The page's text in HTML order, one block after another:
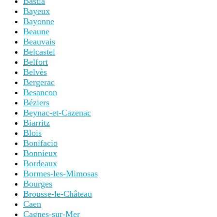
Bayeux
Bayonne
Beaune
Beauvais
Belcastel
Belfort
Belvès
Bergerac
Besancon
Béziers
Beynac-et-Cazenac
Biarritz
Blois
Bonifacio
Bonnieux
Bordeaux
Bormes-les-Mimosas
Bourges
Brousse-le-Château
Caen
Cagnes-sur-Mer